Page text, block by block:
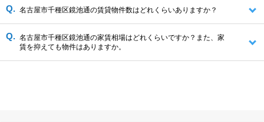
名古屋市千種区鏡池通の賃貸物件数はどれくらいありますか？
名古屋市千種区鏡池通の家賃相場はどれくらいですか？また、家
賃を抑えても物件はありますか。